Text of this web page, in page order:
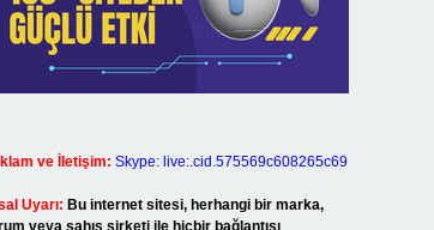
ve İletişim: Skype: live:.cid.575569c608265c69
Uyarı: Bu internet sitesi, herhangi bir marka,
veya şahıs şirketi ile hiçbir bağlantısı